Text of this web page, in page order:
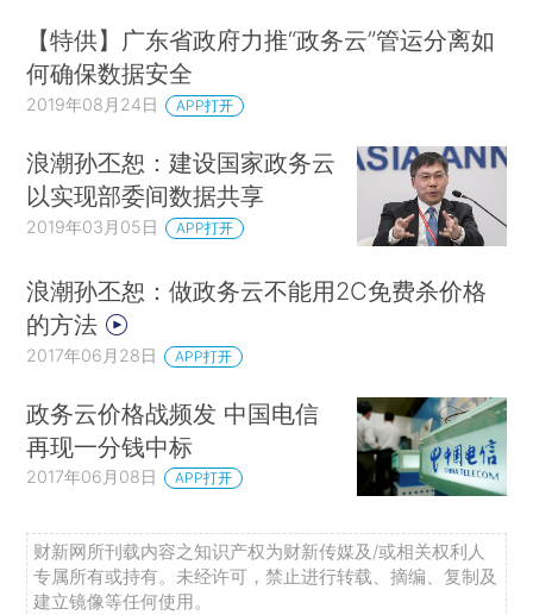
【特供】广东省政府力推“政务云”管运分离如
何确保数据安全
2019年08月24日 APP打开
浪潮孙丕恕：建设国家政务云
以实现部委间数据共享
2019年03月05日 APP打开
浪潮孙丕恕：做政务云不能用2C免费杀价格
的方法
2017年06月28日 APP打开
政务云价格战频发 中国电信
再现一分钱中标
2017年06月08日 APP打开
财新网所刊载内容之知识产权为财新传媒及/或相关权利人
专属所有或持有。未经许可，禁止进行转载、摘编、复制及
建立镜像等任何使用。